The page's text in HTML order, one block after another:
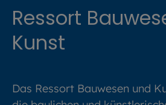
Ressort
Kunst
Das Ressort Bauwesen und